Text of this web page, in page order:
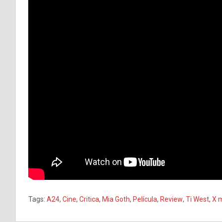
Tags: A24, Cine, Critica, Mia Goth, Película, Review, Ti West, X